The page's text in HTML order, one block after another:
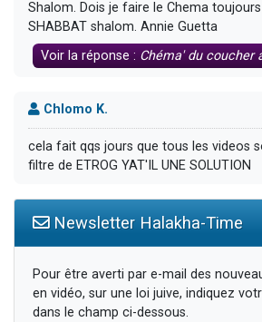
Shalom. Dois je faire le Chema
SHABBAT shalom. Annie Guetta
Voir la réponse : Chéma' du coucher
Chlomo K.
cela fait qqs jours que tous les videos
filtre de ETROG YAT'IL UNE SOLUTION
Newsletter Halakha-Time
Pour être averti par e-mail des
en vidéo, sur une loi juive, indiquez
dans le champ ci-dessous.